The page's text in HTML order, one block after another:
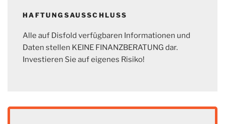
HAFTUNGSAUSSCHLUSS
Alle auf Disfold verfügbaren Informationen und
Daten stellen KEINE FINANZBERATUNG dar.
Investieren Sie auf eigenes Risiko!